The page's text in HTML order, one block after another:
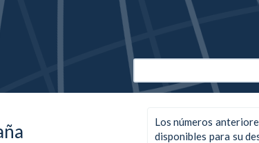
Los números
disponibles para su